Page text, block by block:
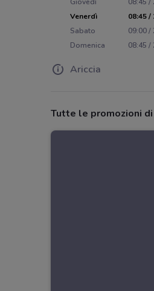
Venerdì
08:45 /
Sabato
09:00 /
Domenica
08:45 /
Ariccia
Tutte le promozioni di